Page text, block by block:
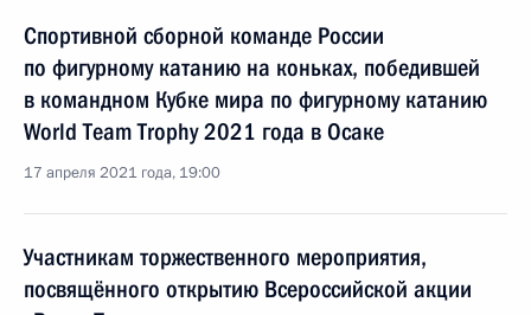
Спортивной сборной команде России
по фигурному катанию на коньках, победившей
в командном Кубке мира по фигурному катанию
World Team Trophy 2021 года в Осаке
17 апреля 2021 года, 19:00
Участникам торжественного мероприятия,
посвящённого открытию Всероссийской акции